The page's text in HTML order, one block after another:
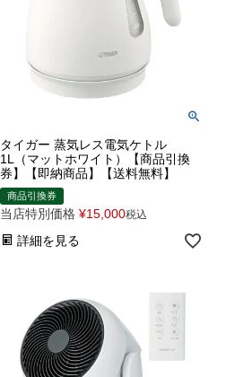
タイガー 蒸気レス電気ケトル
1L（マットホワイト）【商品引換
券】【即納商品】【送料無料】
商品引換券
当店特別価格 ¥15,000税込
詳細を見る